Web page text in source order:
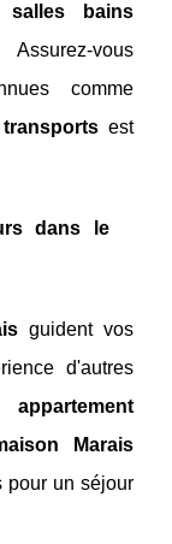
salles bains
vous
comme
est
dans le
guident vos
d'autres
appartement
Marais
pour un séjour